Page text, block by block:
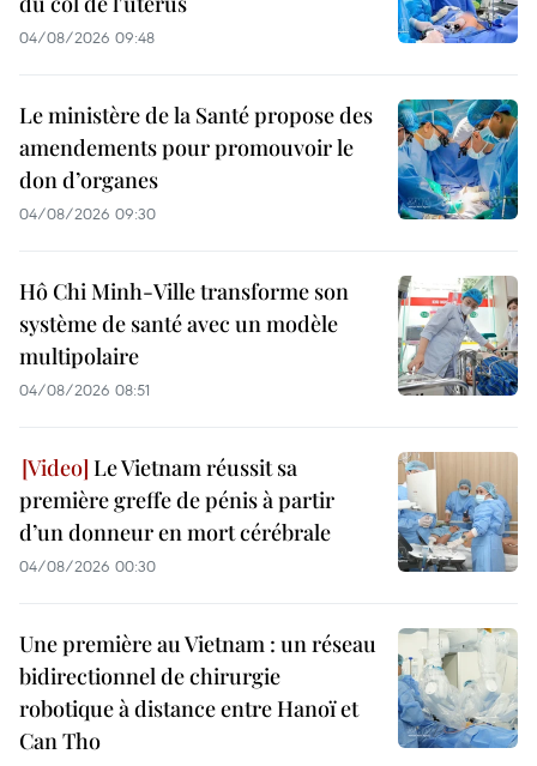
04/08/2026 09:48
Le ministère de la Santé propose des
amendements pour promouvoir le
don d’organes
04/08/2026 09:30
Hô Chi Minh-Ville transforme son
système de santé avec un modèle
multipolaire
04/08/2026 08:51
Le Vietnam réussit sa
première greffe de pénis à partir
d’un donneur en mort cérébrale
04/08/2026 00:30
Une première au Vietnam : un réseau
bidirectionnel de chirurgie
robotique à distance entre Hanoï et
Can Tho